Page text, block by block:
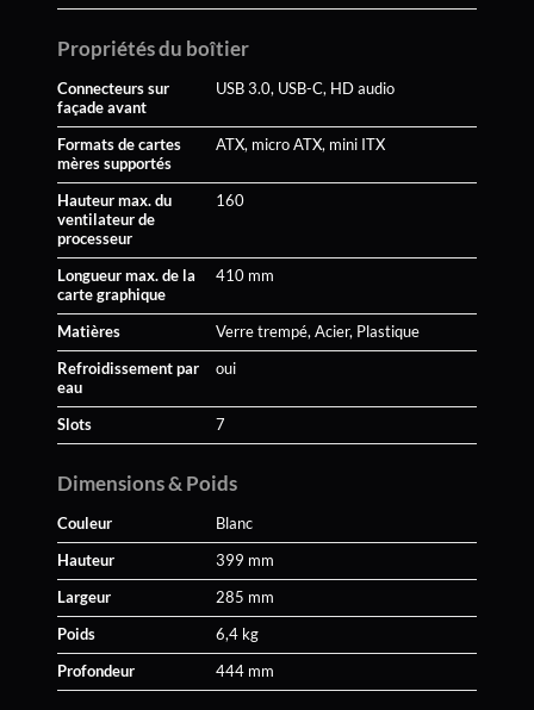
Propriétés du boîtier
Connecteurs sur
façade avant
USB 3.0, USB-C, HD audio
Formats de cartes
mères supportés
ATX, micro ATX, mini ITX
Hauteur max. du
ventilateur de
processeur
160
Longueur max. de la
carte graphique
410 mm
Matières Verre trempé, Acier, Plastique
Refroidissement par
eau
oui
Slots 7
Dimensions & Poids
Couleur Blanc
Hauteur 399 mm
Largeur 285 mm
Poids 6,4 kg
Profondeur 444 mm